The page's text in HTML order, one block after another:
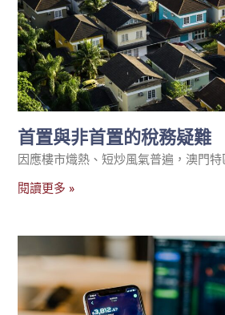
首置與非首置的稅務疑難
因應樓市熾熱、短炒風氣普遍，澳門
閱讀更多 »